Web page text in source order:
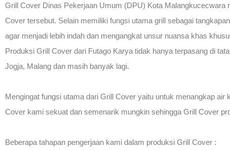
Grill Cover Dinas Pekerjaan Umum (DPU) Kota
Cover tersebut. Selain memiliki fungsi utama grill sebagai
agar menjadi lebih indah dan mengangkat unsur nuansa khas
Produksi Grill Cover dari Futago Karya tidak hanya terpasang di
Jogja, Malang dan masih banyak lagi.
Mengingat fungsi utama dari Grill Cover yaitu untuk menangkap
Cover kami sekuat dan semenarik mungkin sehingga Grill Cover
Beberapa tahapan pengerjaan kami dalam produksi Grill Cover :